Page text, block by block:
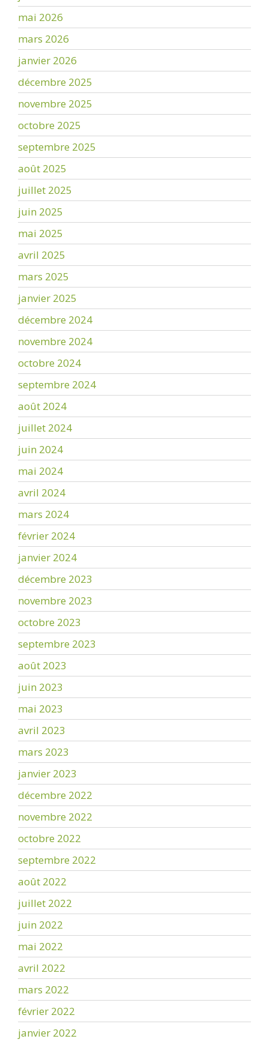
mai 2026
mars 2026
janvier 2026
décembre 2025
novembre 2025
octobre 2025
septembre 2025
août 2025
juillet 2025
juin 2025
mai 2025
avril 2025
mars 2025
janvier 2025
décembre 2024
novembre 2024
octobre 2024
septembre 2024
août 2024
juillet 2024
juin 2024
mai 2024
avril 2024
mars 2024
février 2024
janvier 2024
décembre 2023
novembre 2023
octobre 2023
septembre 2023
août 2023
juin 2023
mai 2023
avril 2023
mars 2023
janvier 2023
décembre 2022
novembre 2022
octobre 2022
septembre 2022
août 2022
juillet 2022
juin 2022
mai 2022
avril 2022
mars 2022
février 2022
janvier 2022